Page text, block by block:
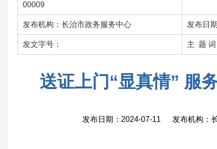
00009
发布机构：长治市政务服务中心 发布日
发文字号： 主 题 词
送证上门“显真情” 服
发布日期：2024-07-11 发布机构：